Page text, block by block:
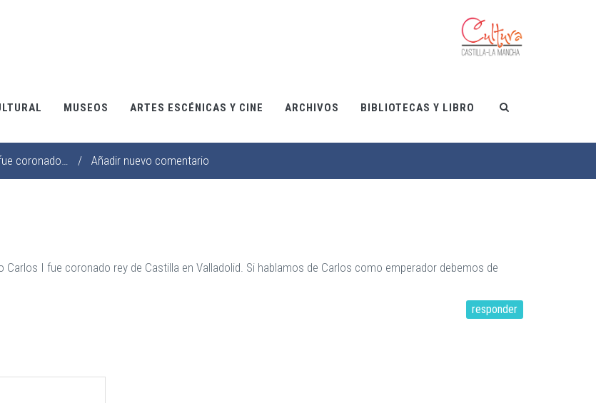
MUSEOS ARTES ESCÉNICAS Y CINE ARCHIVOS BIBLIOTECAS Y LIBRO
coronado… / Añadir nuevo comentario
I fue coronado rey de Castilla en Valladolid. Si hablamos de Carlos como emperador debemos de
responder